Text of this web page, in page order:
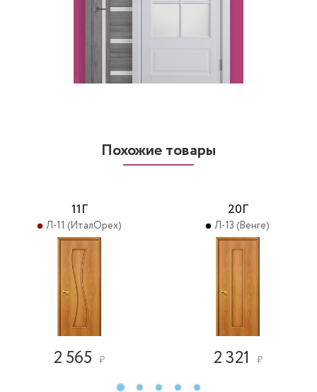
Похожие товары
11Г
Л-11 (ИталОрех)
2 565 ₽
20Г
Л-13 (Венге)
2 321 ₽